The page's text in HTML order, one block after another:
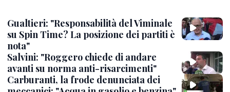
Gualtieri: "Responsabilità del Viminale
su Spin Time? La posizione dei partiti è
nota"
Salvini: "Roggero chiede di andare
avanti su norma anti-risarcimenti"
Carburanti, la frode denunciata dei